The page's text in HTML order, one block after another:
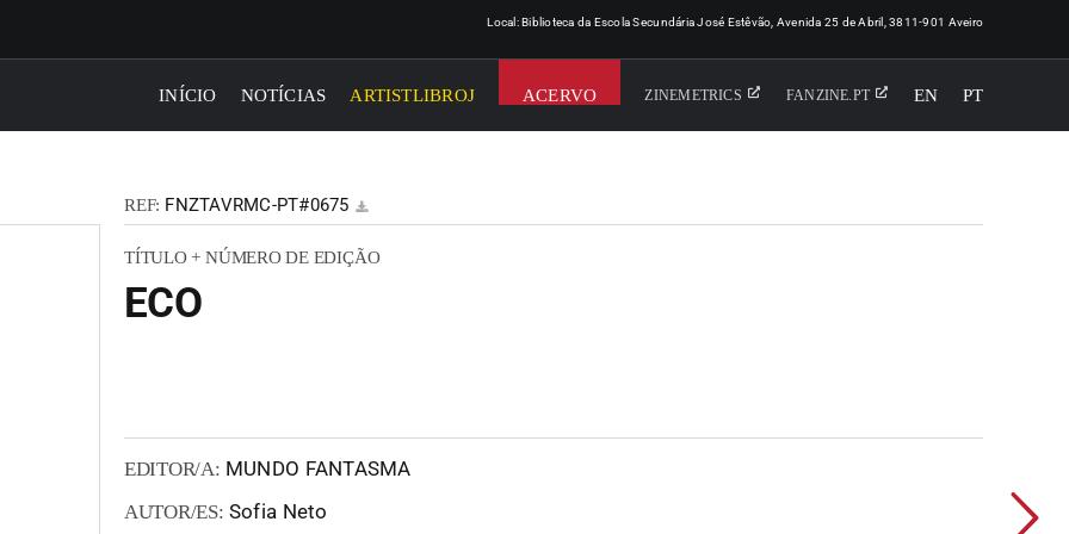
Local: Biblioteca da Escola Secundária José Estêvão, Avenida 25 de Abril, 3811-901 Aveiro
INÍCIO NOTÍCIAS ARTISTLIBROJ ACERVO ZINEMETRICS FANZINE.PT EN PT
REF: FNZTAVRMC-PT#0675
TÍTULO + NÚMERO DE EDIÇÃO
ECO
EDITOR/A: MUNDO FANTASMA
AUTOR/ES: Sofia Neto